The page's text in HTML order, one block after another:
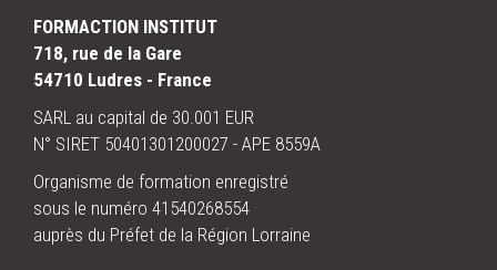
FORMACTION INSTITUT
718, rue de la Gare
54710 Ludres - France
SARL au capital de 30.001 EUR
N° SIRET 50401301200027 - APE 8559A
Organisme de formation enregistré
sous le numéro 41540268554
auprès du Préfet de la Région Lorraine